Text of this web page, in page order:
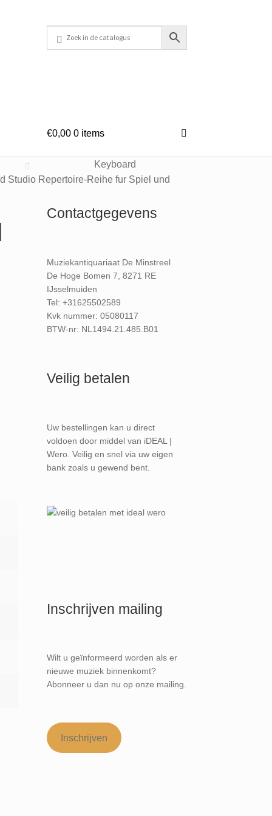
€0,00 0 items
Keyboard
Studio Repertoire-Reihe fur Spiel und
Contactgegevens
Muziekantiquariaat De Minstreel
De Hoge Bomen 7, 8271 RE
IJsselmuiden
Tel: +31625502589
Kvk nummer: 05080117
BTW-nr: NL1494.21.485.B01
Veilig betalen
Uw bestellingen kan u direct
voldoen door middel van iDEAL |
Wero. Veilig en snel via uw eigen
bank zoals u gewend bent.
Inschrijven mailing
Wilt u geïnformeerd worden als er
nieuwe muziek binnenkomt?
Abonneer u dan nu op onze mailing.
Inschrijven